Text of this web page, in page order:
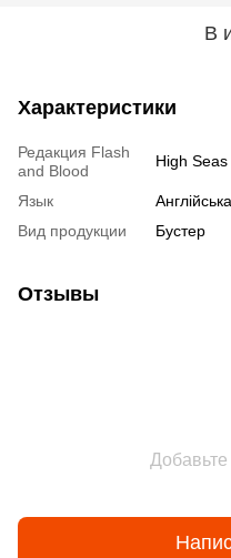
В
Характеристики
Редакция Flash
and Blood
High Seas
Язык
Англійська
Вид продукции
Бустер
Отзывы